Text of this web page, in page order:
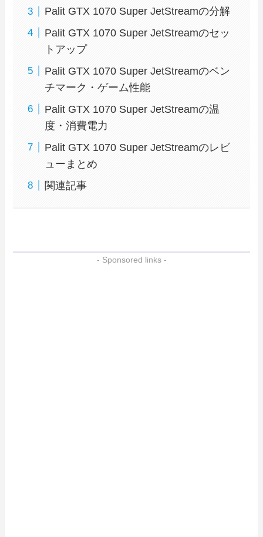
Palit GTX 1070 Super JetStreamの分解
Palit GTX 1070 Super JetStreamのセッ
トアップ
Palit GTX 1070 Super JetStreamのベン
チマーク・ゲーム性能
Palit GTX 1070 Super JetStreamの温
度・消費電力
Palit GTX 1070 Super JetStreamのレビ
ューまとめ
関連記事
- Sponsored links -